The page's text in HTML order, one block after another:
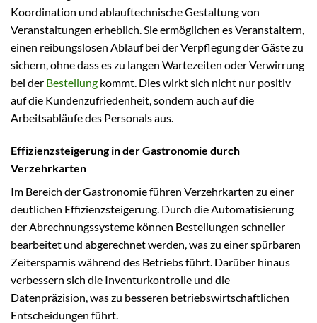
Koordination und ablauftechnische Gestaltung von
Veranstaltungen erheblich. Sie ermöglichen es Veranstaltern,
einen reibungslosen Ablauf bei der Verpflegung der Gäste zu
sichern, ohne dass es zu langen Wartezeiten oder Verwirrung
bei der Bestellung kommt. Dies wirkt sich nicht nur positiv
auf die Kundenzufriedenheit, sondern auch auf die
Arbeitsabläufe des Personals aus.
Effizienzsteigerung in der Gastronomie durch
Verzehrkarten
Im Bereich der Gastronomie führen Verzehrkarten zu einer
deutlichen Effizienzsteigerung. Durch die Automatisierung
der Abrechnungssysteme können Bestellungen schneller
bearbeitet und abgerechnet werden, was zu einer spürbaren
Zeitersparnis während des Betriebs führt. Darüber hinaus
verbessern sich die Inventurkontrolle und die
Datenpräzision, was zu besseren betriebswirtschaftlichen
Entscheidungen führt.